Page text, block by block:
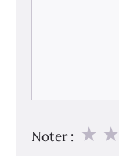
Noter : ★
★